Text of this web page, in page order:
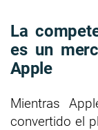
La
es un
Apple
Mientras
convertido el